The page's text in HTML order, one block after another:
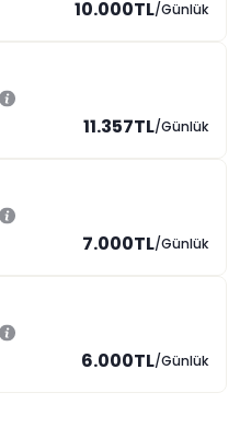
10.000TL/Günlük
11.357TL/Günlük
7.000TL/Günlük
6.000TL/Günlük